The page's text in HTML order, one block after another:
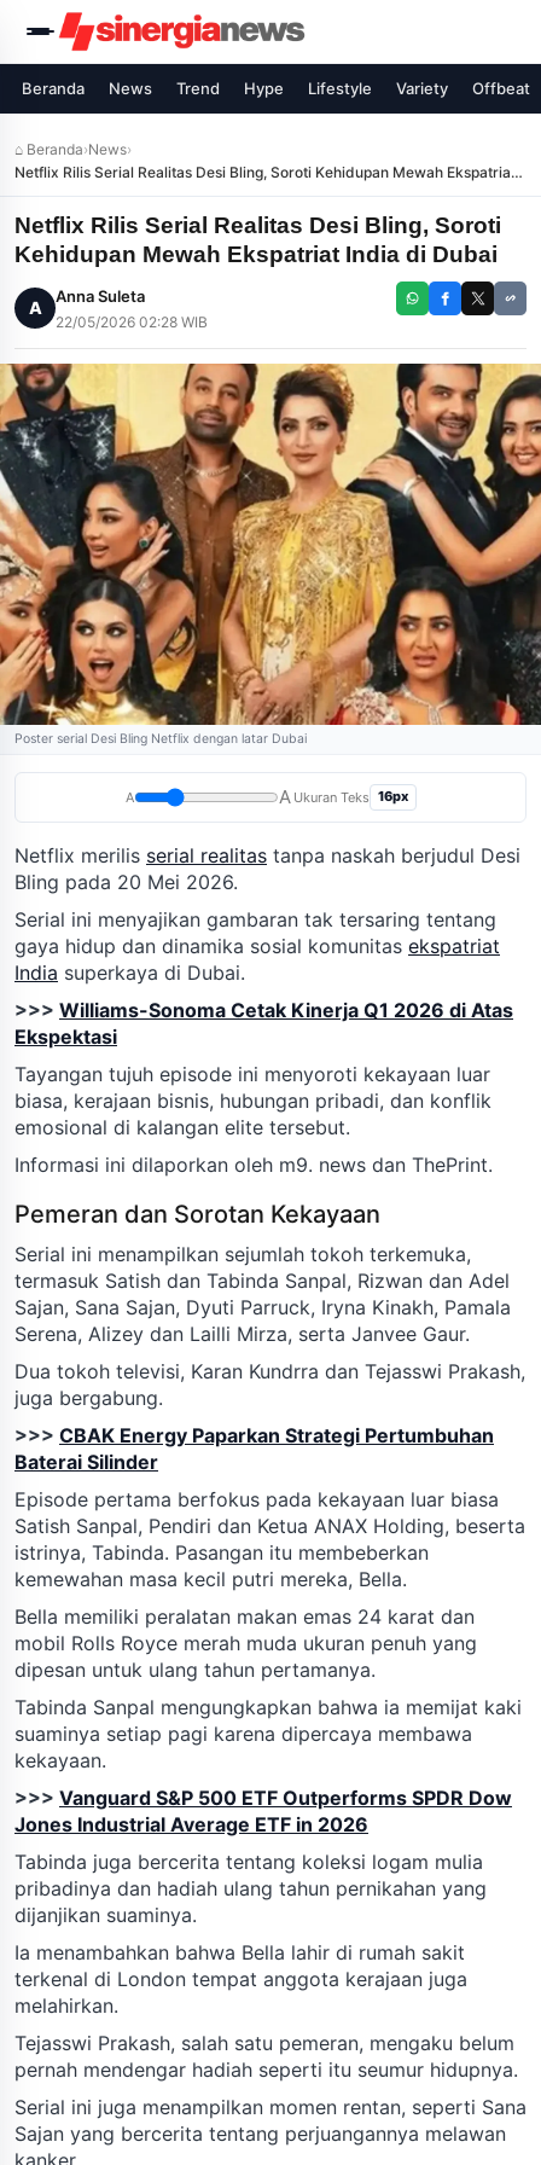
Beranda News Trend Hype Lifestyle Variety Offbeat
⌂ Beranda›News›
Netflix Rilis Serial Realitas Desi Bling, Soroti Kehidupan Mewah Ekspatriat
India di Dubai
Netflix Rilis Serial Realitas Desi Bling, Soroti
Kehidupan Mewah Ekspatriat India di Dubai
A
Anna Suleta
22/05/2026 02:28 WIB
Poster serial Desi Bling Netflix dengan latar Dubai
A A Ukuran Teks 16px
Netflix merilis serial realitas tanpa naskah berjudul Desi
Bling pada 20 Mei 2026.
Serial ini menyajikan gambaran tak tersaring tentang
gaya hidup dan dinamika sosial komunitas ekspatriat
India superkaya di Dubai.
>>> Williams-Sonoma Cetak Kinerja Q1 2026 di Atas
Ekspektasi
Tayangan tujuh episode ini menyoroti kekayaan luar
biasa, kerajaan bisnis, hubungan pribadi, dan konflik
emosional di kalangan elite tersebut.
Informasi ini dilaporkan oleh m9. news dan ThePrint.
Pemeran dan Sorotan Kekayaan
Serial ini menampilkan sejumlah tokoh terkemuka,
termasuk Satish dan Tabinda Sanpal, Rizwan dan Adel
Sajan, Sana Sajan, Dyuti Parruck, Iryna Kinakh, Pamala
Serena, Alizey dan Lailli Mirza, serta Janvee Gaur.
Dua tokoh televisi, Karan Kundrra dan Tejasswi Prakash,
juga bergabung.
>>> CBAK Energy Paparkan Strategi Pertumbuhan
Baterai Silinder
Episode pertama berfokus pada kekayaan luar biasa
Satish Sanpal, Pendiri dan Ketua ANAX Holding, beserta
istrinya, Tabinda. Pasangan itu membeberkan
kemewahan masa kecil putri mereka, Bella.
Bella memiliki peralatan makan emas 24 karat dan
mobil Rolls Royce merah muda ukuran penuh yang
dipesan untuk ulang tahun pertamanya.
Tabinda Sanpal mengungkapkan bahwa ia memijat kaki
suaminya setiap pagi karena dipercaya membawa
kekayaan.
>>> Vanguard S&P 500 ETF Outperforms SPDR Dow
Jones Industrial Average ETF in 2026
Tabinda juga bercerita tentang koleksi logam mulia
pribadinya dan hadiah ulang tahun pernikahan yang
dijanjikan suaminya.
Ia menambahkan bahwa Bella lahir di rumah sakit
terkenal di London tempat anggota kerajaan juga
melahirkan.
Tejasswi Prakash, salah satu pemeran, mengaku belum
pernah mendengar hadiah seperti itu seumur hidupnya.
Serial ini juga menampilkan momen rentan, seperti Sana
Sajan yang bercerita tentang perjuangannya melawan
kanker.